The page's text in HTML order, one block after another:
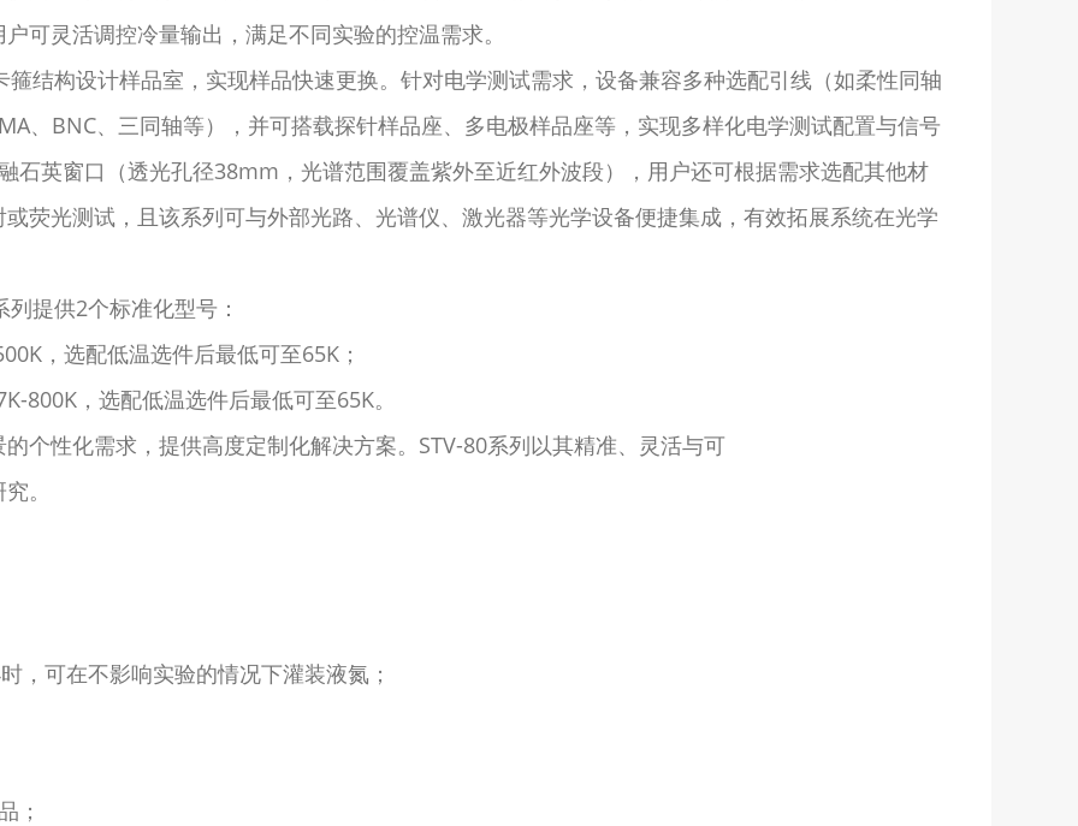
可灵活调控冷量输出，满足不同实验的控温需求。
结构设计样品室，实现样品快速更换。针对电学测试需求，设备兼容多种选配引线（如柔性同轴
、BNC、三同轴等），并可搭载探针样品座、多电极样品座等，实现多样化电学测试配置与信号
石英窗口（透光孔径38mm，光谱范围覆盖紫外至近红外波段），用户还可根据需求选配其他材
荧光测试，且该系列可与外部光路、光谱仪、激光器等光学设备便捷集成，有效拓展系统在光学
提供2个标准化型号：
，选配低温选件后最低可至65K；
800K，选配低温选件后最低可至65K。
个性化需求，提供高度定制化解决方案。STV-80系列以其精准、灵活与可
。
，可在不影响实验的情况下灌装液氮；
；